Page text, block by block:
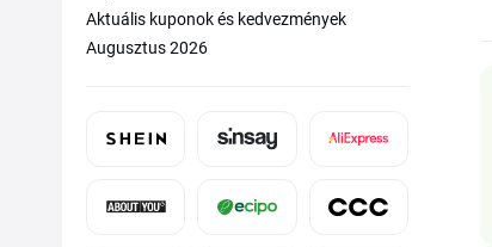
Aktuális kuponok és kedvezmények
Augusztus 2026